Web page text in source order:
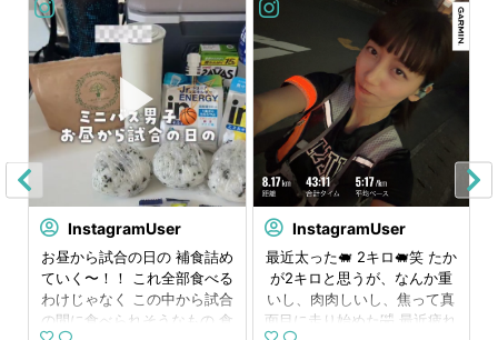
InstagramUser
お昼から試合の日の 補食詰め
ていく〜！！ これ全部食べる
わけじゃなく この中から試合
の間に食べられそうなもの 食
InstagramUser
最近太った🐖 2キロ🐖笑 たか
が2キロと思うが、なんか重
いし、肉肉しいし、焦って真
面目に走り始めた🤣 最近疲れ